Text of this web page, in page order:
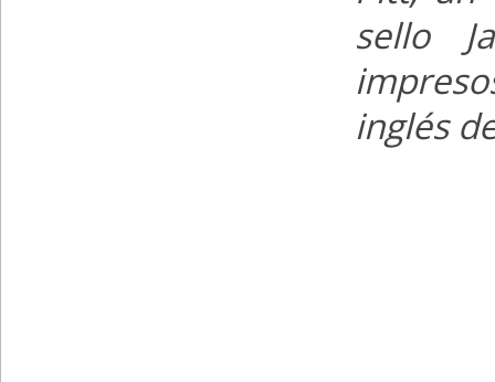
sello
inglés